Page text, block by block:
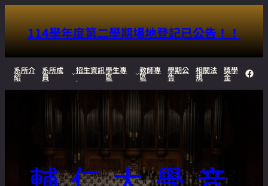
114學年度第二學期場地登記已公告！！
跳
至
系所介
紹
系所成
員
招生資訊學生專
區
教師專
區
學期公
告
相關法
規
獎學
金